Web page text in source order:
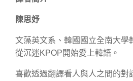
陳思妤
文藻英文系、韓國國立全南大學
從沉迷KPOP開始愛上韓語。
喜歡透過翻譯看人與人之間的對